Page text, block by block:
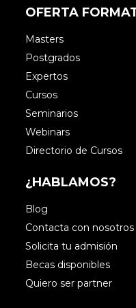
OFERTA
Masters
Postgrados
Expertos
Cursos
Seminarios
Webinars
Directorio de Cursos
¿HABLAMOS?
Blog
Contacta con nosotros
Solicita tu admisión
Becas disponibles
Quiero ser partner